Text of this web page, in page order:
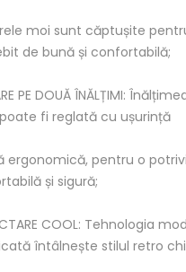
moi sunt căptușite
de bună și confortabilă;
PE DOUĂ ÎNĂLȚIMI:
fi reglată cu ușurință
ergonomică, pentru o
și sigură;
COOL: Tehnologia
întâlnește stilul retro